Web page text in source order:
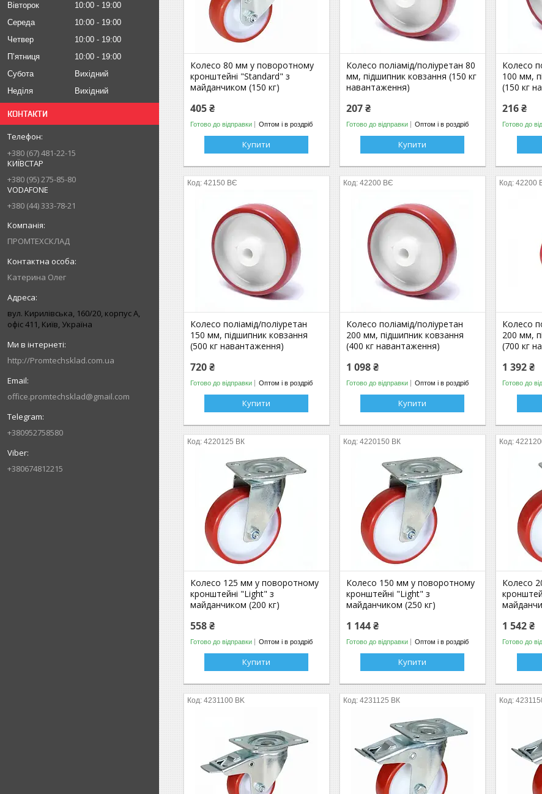
Вівторок
10:00
19:00
Середа
10:00
19:00
Четвер
10:00
19:00
Пʼятниця
10:00
19:00
Субота
Вихідний
Неділя
Вихідний
КОНТАКТИ
+380 (67) 481-22-15
КИЇВСТАР
+380 (95) 275-85-80
VODAFONE
+380 (44) 333-78-21
ПРОМТЕХСКЛАД
Катерина Олег
вул. Кирилівська, 160/20, корпус А,
офіс 411, Київ, Україна
http://Promtechsklad.com.ua
office.promtechsklad@gmail.com
+380952758580
+380674812215
Колесо 80 мм у поворотному
кронштейні "Standard" з
майданчиком (150 кг)
405 ₴
Готово до відправки Оптом і в роздріб
Купити
Колесо поліамід/поліуретан 80
мм, підшипник ковзання (150 кг
навантаження)
207 ₴
Готово до відправки Оптом і в роздріб
Купити
Колесо
100 мм,
(150 кг
216 ₴
Готово до
42150 ВЄ
Колесо поліамід/поліуретан
150 мм, підшипник ковзання
(500 кг навантаження)
720 ₴
Готово до відправки Оптом і в роздріб
Купити
42200 ВЄ
Колесо поліамід/поліуретан
200 мм, підшипник ковзання
(400 кг навантаження)
1 098 ₴
Готово до відправки Оптом і в роздріб
Купити
42200
Колесо
200 мм,
(700 кг
1 392 ₴
Готово до
4220125 ВК
Колесо 125 мм у поворотному
кронштейні "Light" з
майданчиком (200 кг)
558 ₴
Готово до відправки Оптом і в роздріб
Купити
4220150 ВК
Колесо 150 мм у поворотному
кронштейні "Light" з
майданчиком (250 кг)
1 144 ₴
Готово до відправки Оптом і в роздріб
Купити
Колесо
1 542 ₴
Готово до
4231100 ВK 4231125 ВК